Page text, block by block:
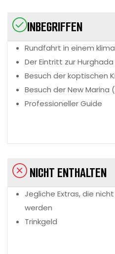
INBEGRIFFEN
Rundfahrt in einem
Der Eintritt zur
Besuch der koptischen
Besuch der New Marina
Professioneller Guide
NICHT ENTHALTEN
Jegliche Extras, die
werden
Trinkgeld